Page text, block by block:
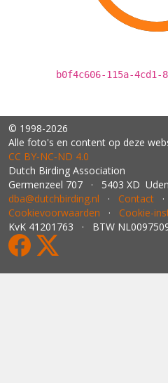
b0f4c606-115a-4cd1-
© 1998-2026
Alle foto's en content op deze
CC BY‑NC‑ND 4.0
Dutch Birding Association
Germenzeel 707 · 5403 XD Uden
dba@dutchbirding.nl · Contact ·
Cookievoorwaarden · Cookie-
KvK 41201763 · BTW